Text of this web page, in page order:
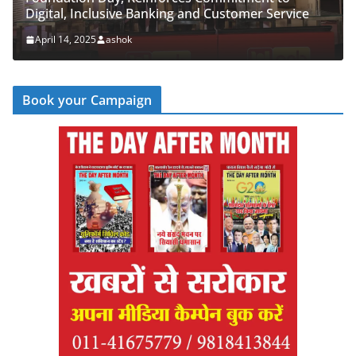
Inclusive Banking and Customer Service
2025 ashok
‘Cyber
Book your Campaign